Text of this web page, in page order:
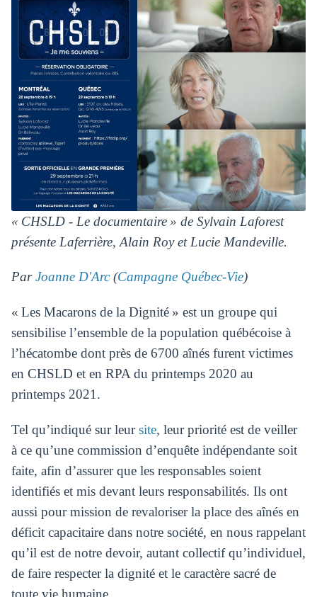
« CHSLD - Le documentaire » de Sylvain Laforest
présente Laferrière, Alain Roy et Lucie Mandeville.
ParJoanne D'Arc(Campagne Québec-Vie)
« Les Macarons de la Dignité » est un groupe qui
sensibilise l’ensemble de la population québécoise à
l’hécatombe dont près de 6700 aînés furent victimes
en CHSLD et en RPA du printemps 2020 au
printemps 2021.
Tel qu’indiqué sur leursite, leur priorité est de veiller
à ce qu’une commission d’enquête indépendante soit
faite, afin d’assurer que les responsables soient
identifiés et mis devant leurs responsabilités. Ils ont
aussi pour mission de revaloriser la place des aînés en
déficit capacitaire dans notre société, en nous rappelant
qu’il est de notre devoir, autant collectif qu’individuel,
de faire respecter la dignité et le caractère sacré de
toute vie humaine.